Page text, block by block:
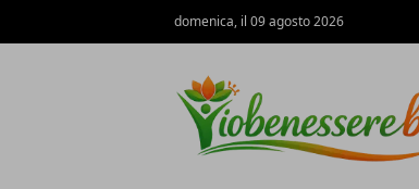
domenica, il 09 agosto 2026